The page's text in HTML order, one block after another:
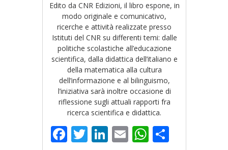
Edito da CNR Edizioni, il libro espone, in
modo originale e comunicativo,
ricerche e attività realizzate presso
Istituti del CNR su differenti temi: dalle
politiche scolastiche all’educazione
scientifica, dalla didattica dell’italiano e
della matematica alla cultura
dell’informazione e al bilinguismo,
l’iniziativa sarà inoltre occasione di
riflessione sugli attuali rapporti fra
ricerca scientifica e didattica.
Facebook
Twitter
LinkedIn
EmailWhatsApp